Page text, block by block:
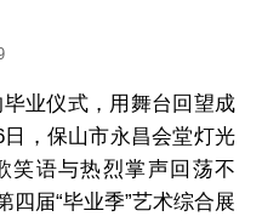
业仪式，用舞台回望成
，保山市永昌会堂灯光
笑语与热烈掌声回荡不
届“毕业季”艺术综合展